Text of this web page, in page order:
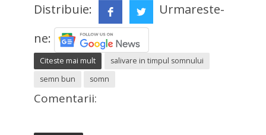
Distribuie:
Urmareste-
ne:
Citeste mai mult
salivare in timpul somnului
semn bun
somn
Comentarii: